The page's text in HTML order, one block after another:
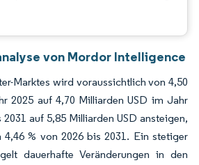
von Mordor Intelligence
Marktes wird voraussichtlich von 4,50
2025 auf 4,70 Milliarden USD im Jahr
auf 5,85 Milliarden USD ansteigen,
% von 2026 bis 2031. Ein stetiger
dauerhafte Veränderungen in den